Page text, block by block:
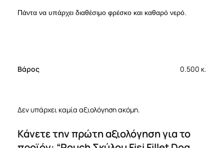
Πάντα να υπάρχει διαθέσιμο φρέσκο και καθαρό νερό.
Βάρος 0.500 κ.
Δεν υπάρχει καμία αξιολόγηση ακόμη.
Κάνετε την πρώτη αξιολόγηση για το